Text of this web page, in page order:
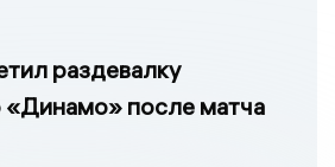
раздевалку
«Динамо» после матча